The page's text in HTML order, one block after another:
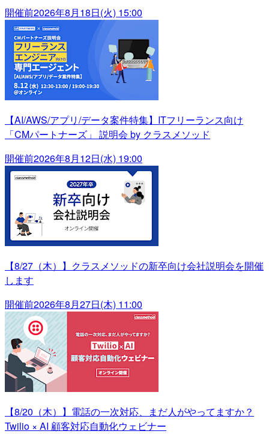
開催前2026年8月18日(火) 15:00
【AI/AWS/アプリ/データ案件特集】ITフリーランス向け
「CMパートナーズ」 説明会 by クラスメソッド
開催前2026年8月12日(水) 19:00
【8/27（木）】クラスメソッドの新卒向け会社説明会を開催
します
開催前2026年8月27日(木) 11:00
【8/20（木）】電話の一次対応、まだ人がやってますか？
Twilio × AI 顧客対応自動化ウェビナー